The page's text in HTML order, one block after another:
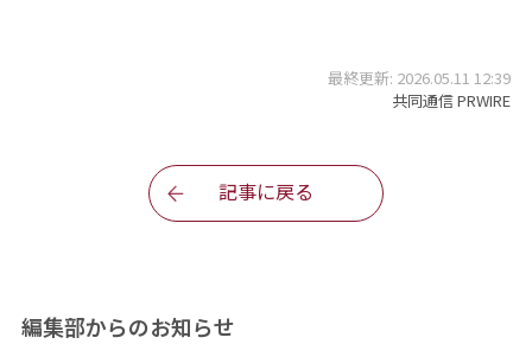
最終更新: 2026.05.11 12:39
共同通信 PRWIRE
記事に戻る
編集部からのお知らせ